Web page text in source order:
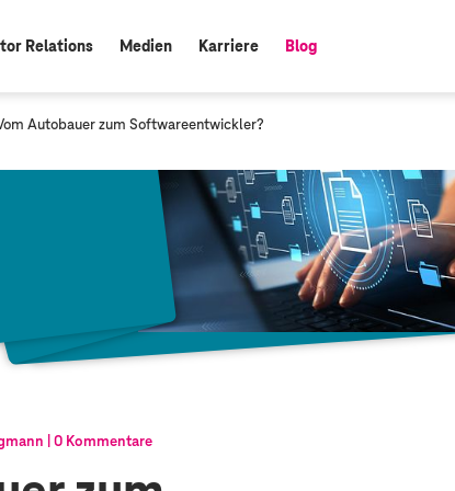
Relations Medien Karriere aktiv:
Blog
Autobauer zum Softwareentwickler?
0 Kommentare